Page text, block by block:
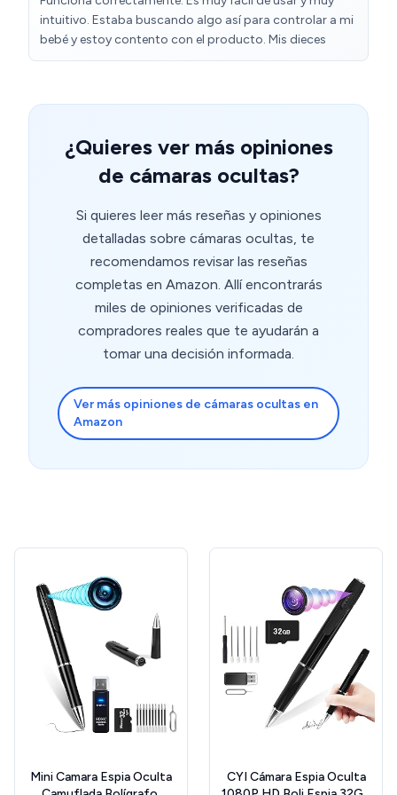
adjusts between low light and natural light—footage
may be black-and-white at first, but as soon as you
move into natural lighting it switches to colour quickly,
with no lag or glitches. For an AVI camera at this price
the battery holds up. I’ll be testing it on a two-hour
intuitivo. Estaba buscando algo así para controlar a mi
bebé y estoy contento con el producto. Mis dieces
¿Quieres ver más opiniones
de cámaras ocultas?
Si quieres leer más reseñas y opiniones
detalladas sobre cámaras ocultas, te
recomendamos revisar las reseñas
completas en Amazon. Allí encontrarás
miles de opiniones verificadas de
compradores reales que te ayudarán a
tomar una decisión informada.
Ver más opiniones de cámaras ocultas en
Amazon
Mini Camara Espia Oculta
CYI Cámara Espia Oculta